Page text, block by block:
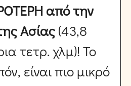
από την
Ασίας(43,8
τετρ. χλμ)! Το
είναι πιο μικρό